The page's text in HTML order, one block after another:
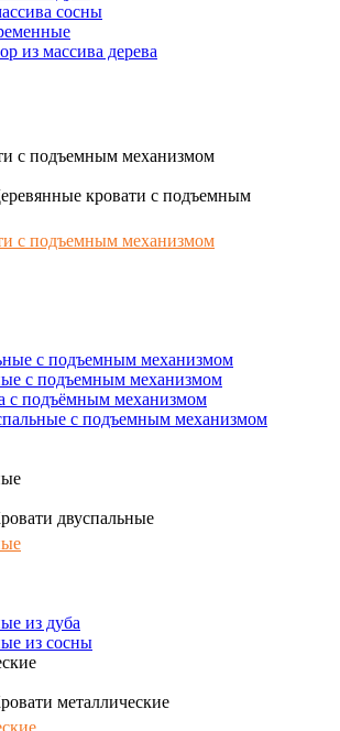
сосны
из массива дерева
с подъемным механизмом
кровати с подъемным
с подъемным механизмом
с подъемным механизмом
с подъемным механизмом
с подъёмным механизмом
с подъемным механизмом
двуспальные
из дуба
из сосны
металлические